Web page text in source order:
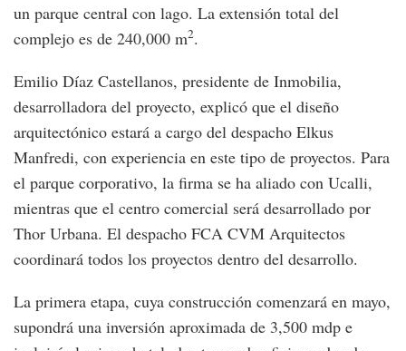
un parque central con lago. La extensión total del
complejo es de 240,000 m2.
Emilio Díaz Castellanos, presidente de Inmobilia,
desarrolladora del proyecto, explicó que el diseño
arquitectónico estará a cargo del despacho Elkus
Manfredi, con experiencia en este tipo de proyectos. Para
el parque corporativo, la firma se ha aliado con Ucalli,
mientras que el centro comercial será desarrollado por
Thor Urbana. El despacho FCA CVM Arquitectos
coordinará todos los proyectos dentro del desarrollo.
La primera etapa, cuya construcción comenzará en mayo,
supondrá una inversión aproximada de 3,500 mdp e